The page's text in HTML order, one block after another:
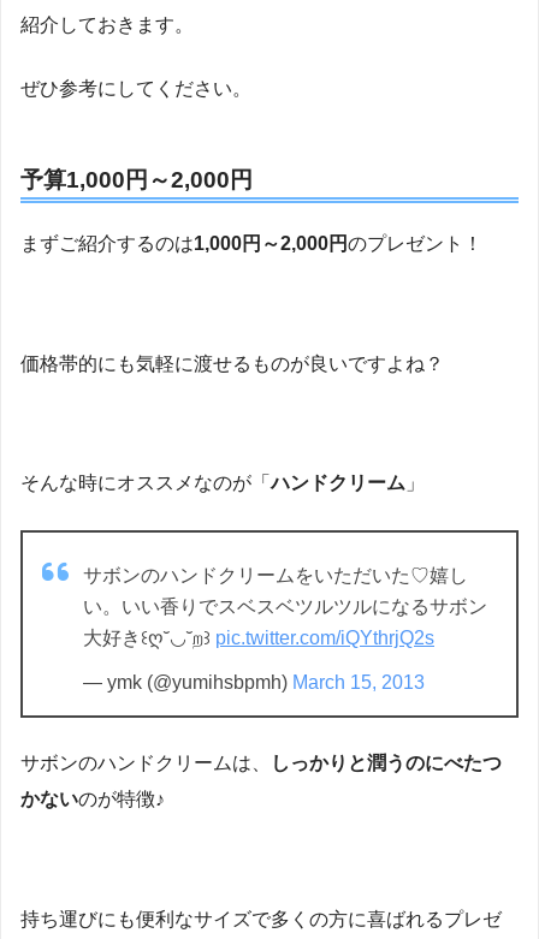
紹介しておきます。
ぜひ参考にしてください。
予算1,000円～2,000円
まずご紹介するのは1,000円～2,000円のプレゼント！
価格帯的にも気軽に渡せるものが良いですよね？
そんな時にオススメなのが「ハンドクリーム 」
サボンのハンドクリームをいただいた♡嬉し
い。いい香りでスベスベツルツルになるサボン
大好き꒰ღ˘◡˘ற꒱ pic.twitter.com/iQYthrjQ2s
— ymk (@yumihsbpmh) March 15, 2013
サボンのハンドクリームは、
しっかりと潤うのにべたつ
かないのが特徴♪
持ち運びにも便利なサイズで多くの方に喜ばれるプレゼ